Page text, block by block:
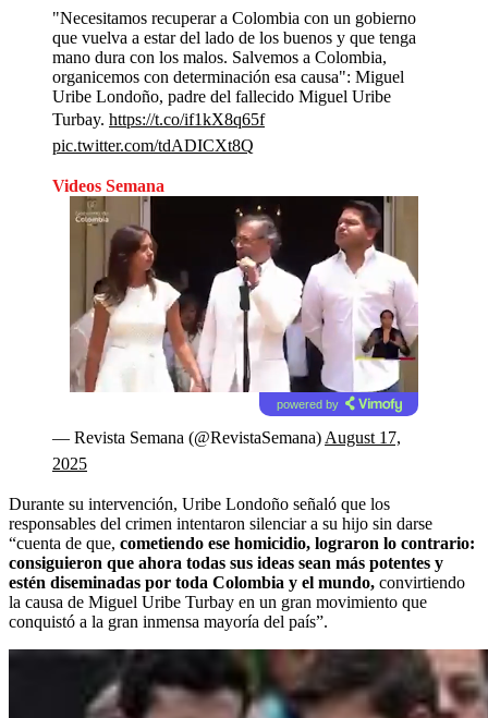
"Necesitamos recuperar a Colombia con un gobierno
que vuelva a estar del lado de los buenos y que tenga
mano dura con los malos. Salvemos a Colombia,
organicemos con determinación esa causa": Miguel
Uribe Londoño, padre del fallecido Miguel Uribe
Turbay. https://t.co/if1kX8q65f
pic.twitter.com/tdADICXt8Q
Videos Semana
powered by
— Revista Semana (@RevistaSemana) August 17,
2025
Durante su intervención, Uribe Londoño señaló que los
responsables del crimen intentaron silenciar a su hijo sin darse
“cuenta de que, cometiendo ese homicidio, lograron lo contrario:
consiguieron que ahora todas sus ideas sean más potentes y
estén diseminadas por toda Colombia y el mundo, convirtiendo
la causa de Miguel Uribe Turbay en un gran movimiento que
conquistó a la gran inmensa mayoría del país”.